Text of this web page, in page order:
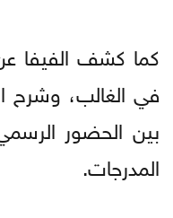
كما كشف الفيفا
في الغالب، وشرح
بين الحضور
المدرجات.